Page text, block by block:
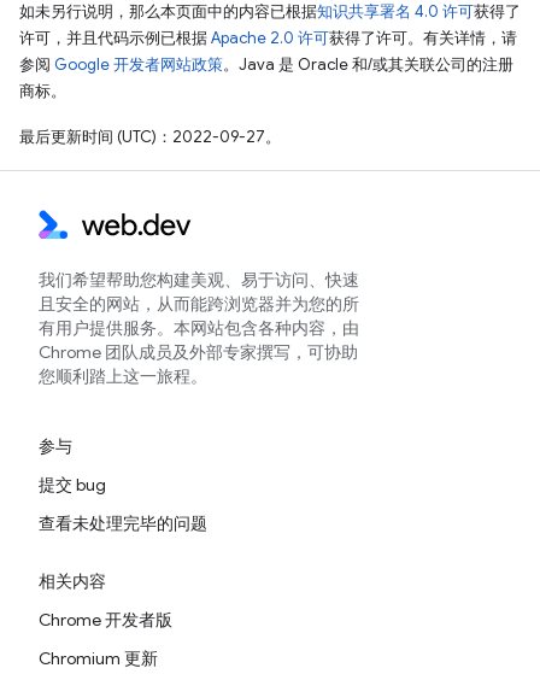
如未另行说明，那么本页面中的内容已根据知识共享署名 4.0 许可获得了
许可，并且代码示例已根据Apache 2.0 许可获得了许可。有关详情，请
参阅 Google 开发者网站政策。Java 是 Oracle 和/或其关联公司的注册
商标。
最后更新时间 (UTC)：2022-09-27。
我们希望帮助您构建美观、易于访问、快速
且安全的网站，从而能跨浏览器并为您的所
有用户提供服务。本网站包含各种内容，由
Chrome 团队成员及外部专家撰写，可协助
您顺利踏上这一旅程。
参与
提交 bug
查看未处理完毕的问题
相关内容
Chrome 开发者版
Chromium 更新